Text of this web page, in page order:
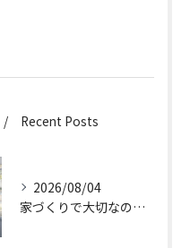
Recent Posts
2026/08/04
家づくりで大切なのは、住んでからの快適さ🌿